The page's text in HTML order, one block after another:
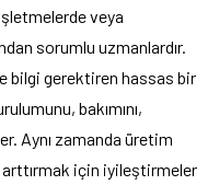
veya
sorumlu uzmanlardır.
bilgi gerektiren hassas bir
bakımını,
Aynı zamanda üretim
için iyileştirmeler